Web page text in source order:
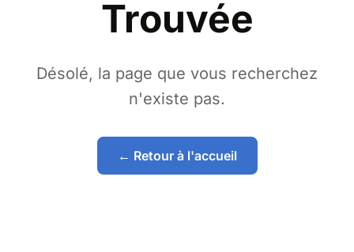
Trouvée
Désolé, la page que vous recherchez
n'existe pas.
← Retour à l'accueil